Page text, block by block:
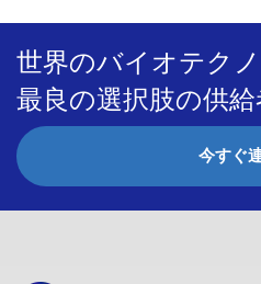
世界のバイオテク
最良の選択肢の供
今すぐ